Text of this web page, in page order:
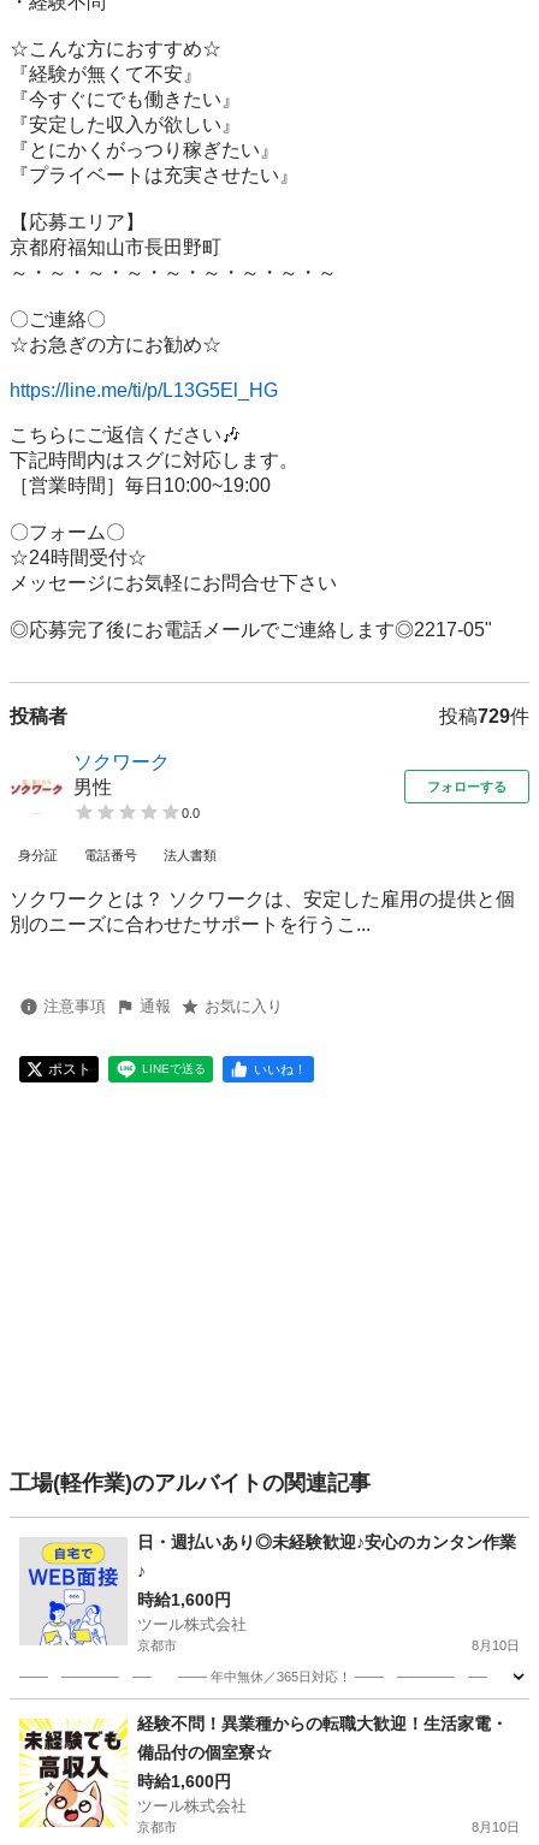
☆こんな方におすすめ☆
『経験が無くて不安』
『今すぐにでも働きたい』
『安定した収入が欲しい』
『とにかくがっつり稼ぎたい』
『プライベートは充実させたい』
【応募エリア】
京都府福知山市長田野町
～・～・～・～・～・～・～・～・～
〇ご連絡〇
☆お急ぎの方にお勧め☆
https://line.me/ti/p/L13G5El_HG
こちらにご返信ください🎶
下記時間内はスグに対応します。
［営業時間］毎日10:00~19:00
〇フォーム〇
☆24時間受付☆
メッセージにお気軽にお問合せ下さい
◎応募完了後にお電話メールでご連絡します◎2217-05"
投稿者 投稿729件
ソクワーク
男性
0.0
フォローする
身分証 電話番号 法人書類
ソクワークとは？ ソクワークは、安定した雇用の提供と個
別のニーズに合わせたサポートを行うこ...
注意事項 通報 お気に入り
ポスト LINEで送る いいね！
工場(軽作業)のアルバイトの関連記事
日・週払いあり◎未経験歓迎♪安心のカンタン作業
♪
時給1,600円
ツール株式会社
京都市 8月10日
─── ────── ── ─── 年中無休／365日対応！ ─── ────── ── ───
工場 住み込み
経験不問！異業種からの転職大歓迎！生活家電・
備品付の個室寮☆
時給1,600円
ツール株式会社
京都市 8月10日